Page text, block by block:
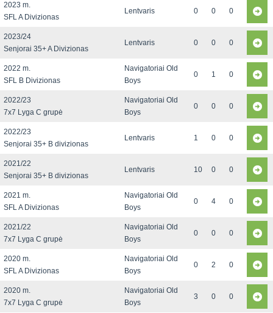
2023 m.
SFL A Divizionas
Lentvaris 0 0 0
2023/24
Senjorai 35+ A Divizionas
Lentvaris 0 0 0
2022 m.
SFL B Divizionas
Navigatoriai Old
Boys
0 1 0
2022/23
7x7 Lyga C grupė
Navigatoriai Old
Boys
0 0 0
2022/23
Senjorai 35+ B divizionas
Lentvaris 1 0 0
2021/22
Senjorai 35+ B divizionas
Lentvaris 10 0 0
2021 m.
SFL A Divizionas
Navigatoriai Old
Boys
0 4 0
2021/22
7x7 Lyga C grupė
Navigatoriai Old
Boys
0 0 0
2020 m.
SFL A Divizionas
Navigatoriai Old
Boys
0 2 0
2020 m.
7x7 Lyga C grupė
Navigatoriai Old
Boys
3 0 0